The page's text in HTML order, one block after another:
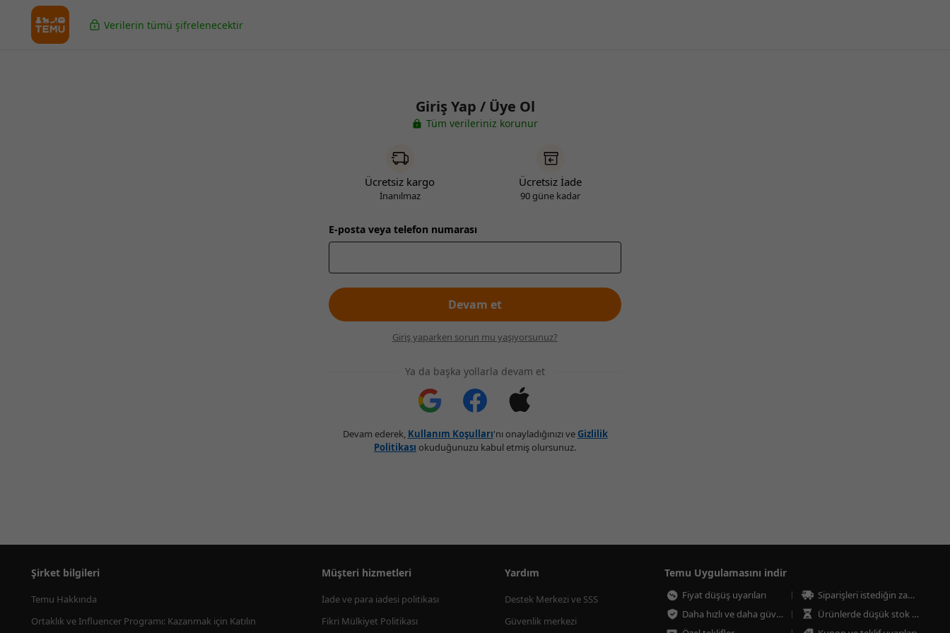
Verilerin tümü şifrelenecektir
Giriş Yap / Üye Ol
Tüm verileriniz korunur
Ücretsiz kargo
İnanılmaz
Ücretsiz İade
90 güne kadar
E-posta veya telefon numarası
Devam et
Giriş yaparken sorun mu yaşıyorsunuz?
Ya da başka yollarla devam et
Devam ederek, Kullanım Koşulları'nı onayladığınızı ve Gizlilik
Politikası okuduğunuzu kabul etmiş olursunuz.
Şirket bilgileri
Temu Hakkında
Ortaklık ve Influencer Programı: Kazanmak için Katılın
Müşteri hizmetleri
İade ve para iadesi politikası
Fikri Mülkiyet Politikası
Yardım
Destek Merkezi ve SSS
Güvenlik merkezi
Temu Uygulamasını indir
Fiyat düşüş uyarıları
Siparişleri istediğin zaman takip et
Daha hızlı ve daha güvenli ödeme
Ürünlerde düşük stok uyarıları